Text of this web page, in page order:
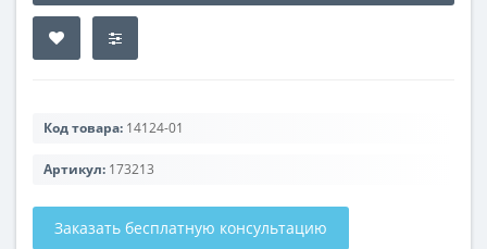
Код товара: 14124-01
Артикул: 173213
Заказать бесплатную консультацию